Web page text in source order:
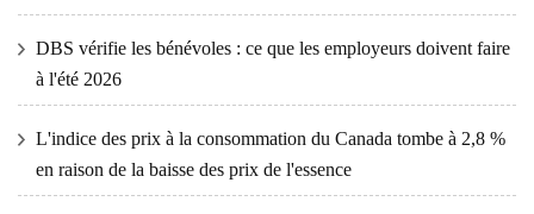
DBS vérifie les bénévoles : ce que les employeurs doivent faire
à l'été 2026
L'indice des prix à la consommation du Canada tombe à 2,8 %
en raison de la baisse des prix de l'essence